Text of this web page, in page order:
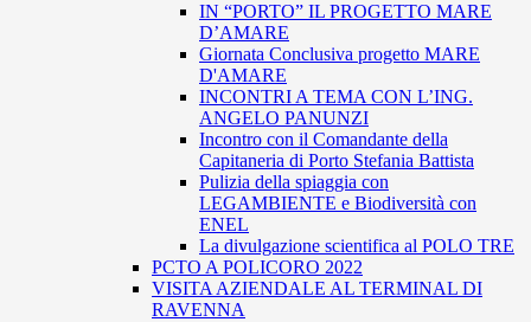
IN “PORTO” IL PROGETTO MARE
D’AMARE
Giornata Conclusiva progetto MARE
D'AMARE
INCONTRI A TEMA CON L’ING.
ANGELO PANUNZI
Incontro con il Comandante della
Capitaneria di Porto Stefania Battista
Pulizia della spiaggia con
LEGAMBIENTE e Biodiversità con
ENEL
La divulgazione scientifica al POLO TRE
PCTO A POLICORO 2022
VISITA AZIENDALE AL TERMINAL DI
RAVENNA